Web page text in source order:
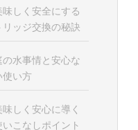
しく安全にする
ッジ交換の秘訣
水事情と安心な
使い方
しく安心に導く
こなしポイント